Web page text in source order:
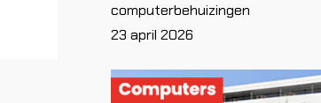
computerbehuizingen
23 april 2026